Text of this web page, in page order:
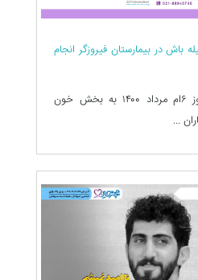
باش در بیمارستان فیروزگر انجام
۴عدد یخچال ۹ فوت امروز ۶ام مرداد ۱۴۰۰ به بخش خون
...